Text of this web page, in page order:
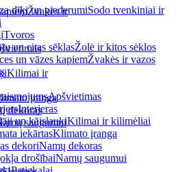
Žvakės ir
Kilimai ir
įranga
dekoras
saugumui
Sodo tvenkiniai ir
Tvoros
Žolė ir kitos sėklos
Žvakės ir vazos
Apšvietimas
Interjeras
Kilimai ir kilimėliai
Klimato įranga
Namų dekoras
Namų saugumui